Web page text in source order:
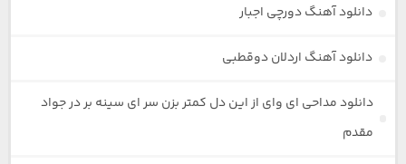
دانلود آهنگ دورچی اجبار
دانلود آهنگ اردلان دوقطبی
دانلود مداحی ای وای از این دل کمتر بزن سر ای سینه بر در جواد
مقدم